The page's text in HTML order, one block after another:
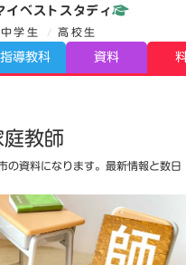
イベストスタディ
中学生 高校生
指導教科 資料
教師
の資料になります。最新情報と数日